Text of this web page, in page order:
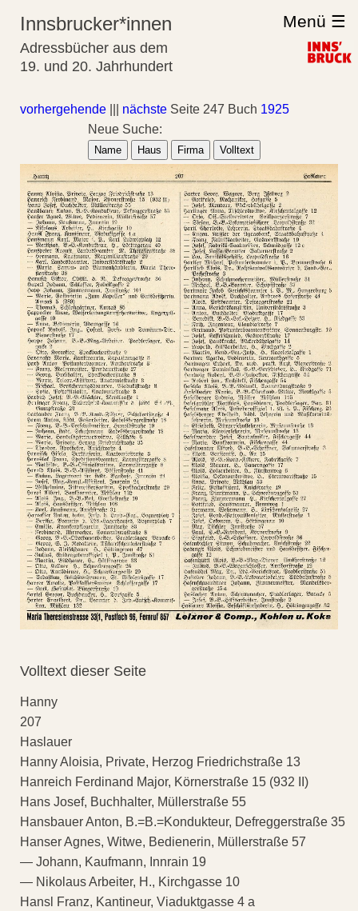
Innsbrucker*innen
Adressbücher aus dem
19. und 20. Jahrhundert
Menü ☰
vorhergehende nächste Seite 247 Buch 1925
Neue Suche:
Name Haus Firma Volltext
Volltext dieser Seite
Hanny
207
Haslauer
Hanny Aloisia, Private, Herzog Friedrichstraße 13
Hanreich Ferdinand Major, Körnerstraße 15 (932 II)
Hans Josef, Buchhalter, Müllerstraße 55
Hansbauer Anton, B.=B.=Kondukteur, Defreggerstraße 35
Hanser Agnes, Witwe, Bedienerin, Müllerstraße 57
— Johann, Kaufmann, Innrain 19
— Nikolaus Arbeiter, H., Kirchgasse 10
Hansl Franz, Kantineur, Viaduktgasse 4 a